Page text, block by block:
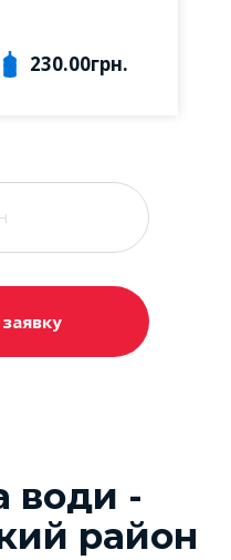
230.00грн.
води -
район